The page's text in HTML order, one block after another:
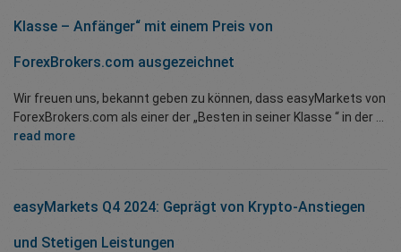
Klasse – Anfänger“ mit einem Preis von
ForexBrokers.com ausgezeichnet
Wir freuen uns, bekannt geben zu können, dass easyMarkets von
ForexBrokers.com als einer der „Besten in seiner Klasse “ in der ...
read more
easyMarkets Q4 2024: Geprägt von Krypto-Anstiegen
und Stetigen Leistungen